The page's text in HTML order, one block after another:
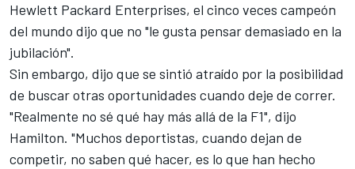
Hewlett Packard Enterprises, el cinco veces campeón
del mundo dijo que no "le gusta pensar demasiado en la
jubilación".
Sin embargo, dijo que se sintió atraído por la posibilidad
de buscar otras oportunidades cuando deje de correr.
"Realmente no sé qué hay más allá de la F1", dijo
Hamilton. "Muchos deportistas, cuando dejan de
competir, no saben qué hacer, es lo que han hecho